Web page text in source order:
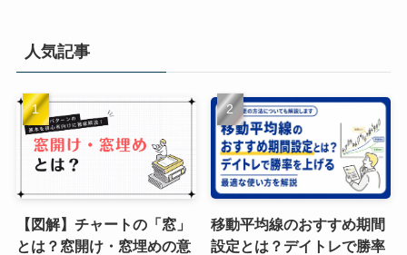
人気記事
【図解】チャートの「窓」
とは？窓開け・窓埋めの意
移動平均線のおすすめ期間
設定とは？デイトレで勝率